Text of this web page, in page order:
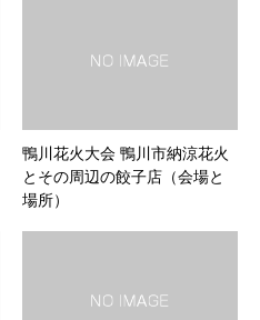
鴨川花火大会 鴨川市納涼花火
とその周辺の餃子店（会場と
場所）